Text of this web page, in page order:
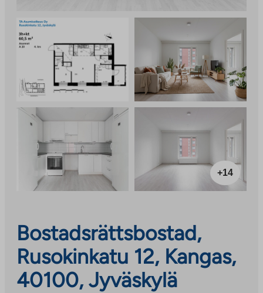
+14
Bostadsrättsbostad,
Rusokinkatu 12, Kangas,
40100, Jyväskylä